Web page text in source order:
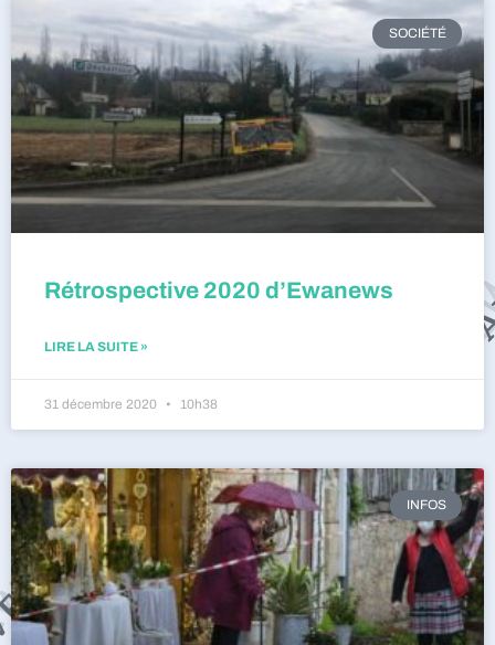
SOCIÉTÉ
Rétrospective 2020 d’Ewanews
LIRE LA SUITE »
31 décembre 2020 10h38
INFOS